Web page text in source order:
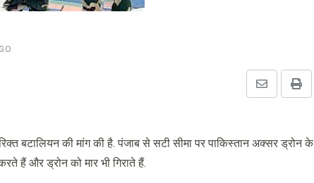
Print
Share
बटालियन की मांग की है. पंजाब से सटी सीमा पर पाकिस्तान अक्सर ड्रोन के
हैं और ड्रोन को मार भी गिराते हैं.